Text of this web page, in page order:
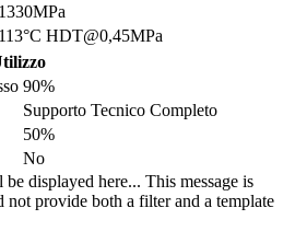
1330MPa
113°C HDT@0,45MPa
90%
Supporto Tecnico Completo
50%
No
displayed here... This message is
not provide both a filter and a template